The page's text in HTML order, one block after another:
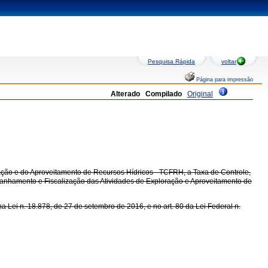
Pesquisa Rápida voltar
Página para impressão
Alterado Compilado Original
e do Aproveitamento de Recursos Hídricos - TCFRH, a Taxa de Controle,
e Fiscalização das Atividades de Exploração e Aproveitamento de
Lei n. 18.878, de 27 de setembro de 2016, e no art. 80 da Lei Federal n.